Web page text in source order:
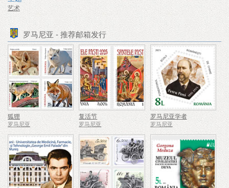
艺术
罗马尼亚 - 推荐邮箱发行
狐狸
罗马尼亚
复活节
罗马尼亚
罗马尼亚学者
罗马尼亚